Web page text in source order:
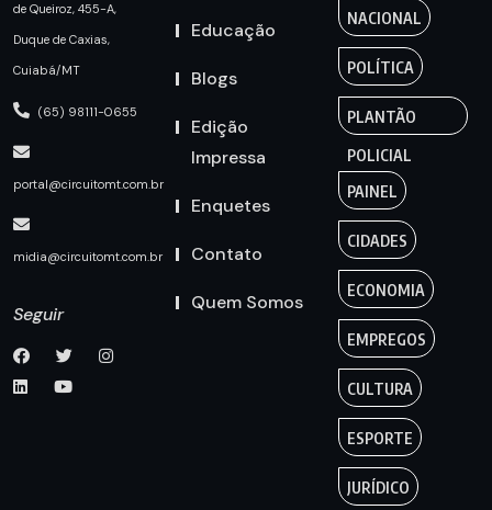
de Queiroz, 455-A,
Duque de Caxias,
Cuiabá/MT
(65) 98111-0655
portal@circuitomt.com.br
midia@circuitomt.com.br
Seguir
Educação
Blogs
Edição
Impressa
Enquetes
Contato
Quem Somos
NACIONAL
POLÍTICA
PLANTÃO
POLICIAL
PAINEL
CIDADES
ECONOMIA
EMPREGOS
CULTURA
ESPORTE
JURÍDICO